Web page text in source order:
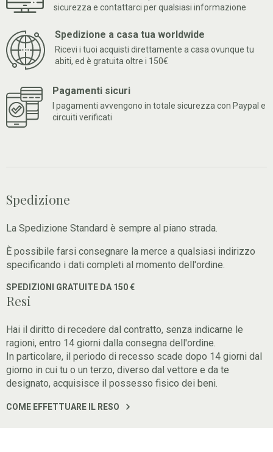
sicurezza e contattarci per qualsiasi informazione
Spedizione a casa tua worldwide
Ricevi i tuoi acquisti direttamente a casa ovunque tu
abiti, ed è gratuita oltre i 150€
Pagamenti sicuri
I pagamenti avvengono in totale sicurezza con Paypal e
circuiti verificati
Spedizione
La Spedizione Standard è sempre al piano strada.
È possibile farsi consegnare la merce a qualsiasi indirizzo
specificando i dati completi al momento dell'ordine.
SPEDIZIONI GRATUITE DA 150 €
Resi
Hai il diritto di recedere dal contratto, senza indicarne le
ragioni, entro 14 giorni dalla consegna dell'ordine.
In particolare, il periodo di recesso scade dopo 14 giorni dal
giorno in cui tu o un terzo, diverso dal vettore e da te
designato, acquisisce il possesso fisico dei beni.
COME EFFETTUARE IL RESO